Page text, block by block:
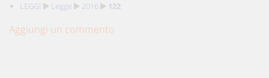
LEGGI Legge 2016 122
Aggiungi un commento